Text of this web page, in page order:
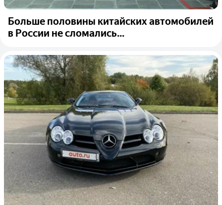
Больше половины китайских автомобилей
в России не сломались...